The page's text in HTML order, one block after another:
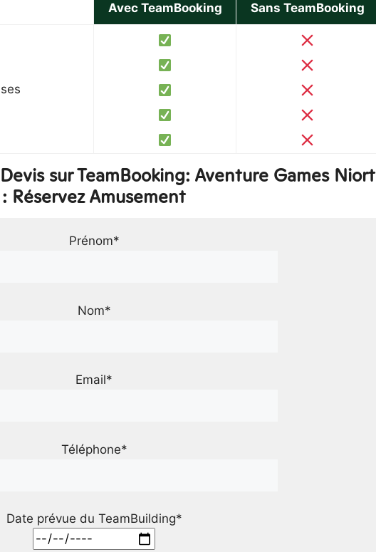
Avec TeamBooking Sans TeamBooking
sur TeamBooking: Aventure Games Niort
: Réservez Amusement
Prénom*
Nom*
Email*
Téléphone*
Date prévue du TeamBuilding*